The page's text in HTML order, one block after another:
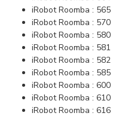
iRobot Roomba : 565
iRobot Roomba : 570
iRobot Roomba : 580
iRobot Roomba : 581
iRobot Roomba : 582
iRobot Roomba : 585
iRobot Roomba : 600
iRobot Roomba : 610
iRobot Roomba : 616